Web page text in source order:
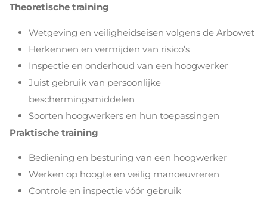
Theoretische training
Wetgeving en veiligheidseisen volgens de Arbowet
Herkennen en vermijden van risico’s
Inspectie en onderhoud van een hoogwerker
Juist gebruik van persoonlijke
beschermingsmiddelen
Soorten hoogwerkers en hun toepassingen
Praktische training
Bediening en besturing van een hoogwerker
Werken op hoogte en veilig manoeuvreren
Controle en inspectie vóór gebruik